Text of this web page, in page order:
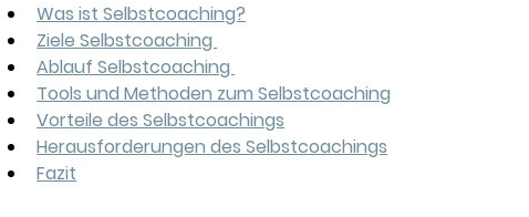
Was ist Selbstcoaching?
Ziele Selbstcoaching
Ablauf Selbstcoaching
Tools und Methoden zum Selbstcoaching
Vorteile des Selbstcoachings
Herausforderungen des Selbstcoachings
Fazit